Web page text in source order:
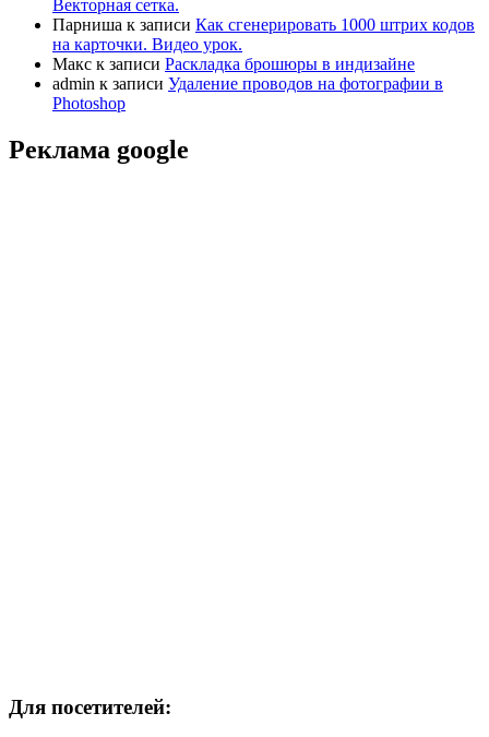
Векторная сетка.
Парниша к записи Как сгенерировать 1000 штрих кодов
на карточки. Видео урок.
Макс к записи Раскладка брошюры в индизайне
admin к записи Удаление проводов на фотографии в
Photoshop
Реклама google
Для посетителей: